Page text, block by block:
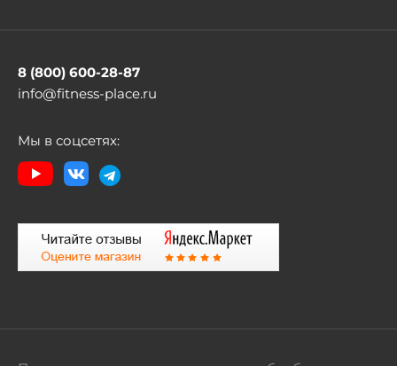
8 (800) 600-28-87
info@fitness-place.ru
Мы в соцсетях: